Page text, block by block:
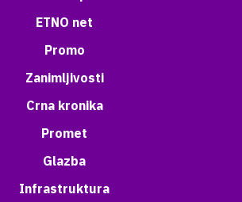
ETNO net
Promo
Zanimljivosti
Crna kronika
Promet
Glazba
Infrastruktura